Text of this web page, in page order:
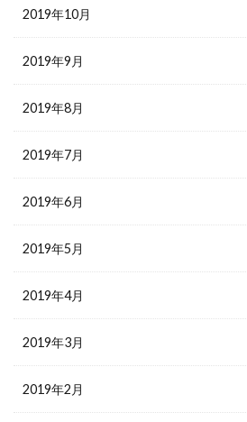
2019年10月
2019年9月
2019年8月
2019年7月
2019年6月
2019年5月
2019年4月
2019年3月
2019年2月